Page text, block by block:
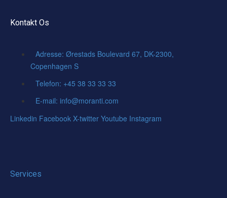
Kontakt Os
Adresse: Ørestads Boulevard 67, DK-2300,
Copenhagen S
Telefon: +45 38 33 33 33
E-mail: info@moranti.com
Linkedin Facebook X-twitter Youtube Instagram
Services